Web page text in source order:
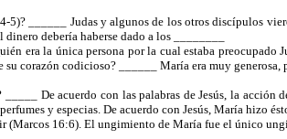
5)? ______ Judas y algunos de los otros discípulos
debería haberse dado a los ________
era la única persona por la cual estaba preocupado
corazón codicioso? ______ María era muy generosa,
De acuerdo con las palabras de Jesús, la
y especias. De acuerdo con Jesús, María hizo
(Marcos 16:6). El ungimiento de María fue el único